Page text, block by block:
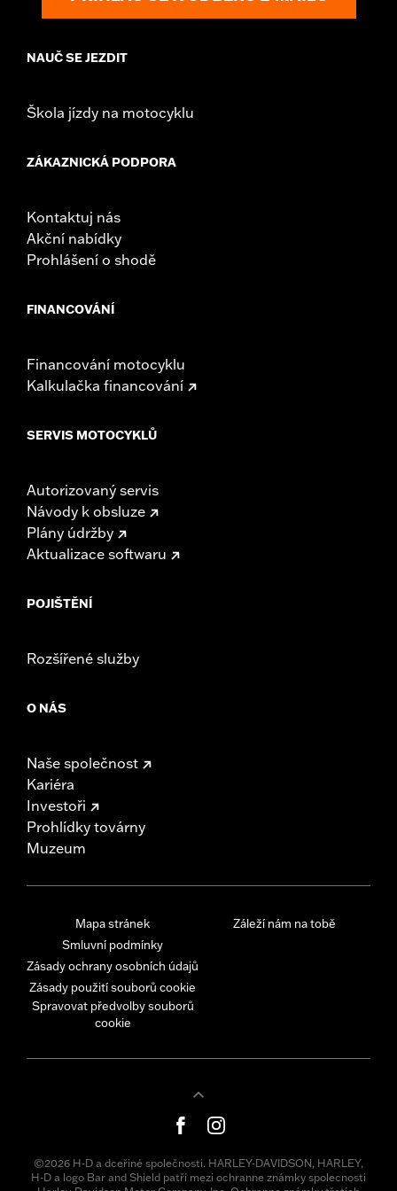
Sold In Units:Pair
hardware
d.com/warranty
for full details
NOTES:Harley-Davidson Motor Company cannot test and make
mirror and handlebar combination. Therefore, after
mirrors provide the operator a clear view to the rear.
NAUČ SE JEZDIT
Škola jízdy na motocyklu
ZÁKAZNICKÁ PODPORA
Kontaktuj nás
Akční nabídky
Prohlášení o shodě
FINANCOVÁNÍ
Financování motocyklu
Kalkulačka financování
SERVIS MOTOCYKLŮ
Autorizovaný servis
Návody k obsluze
Plány údržby
Aktualizace softwaru
POJIŠTĚNÍ
Rozšířené služby
O NÁS
Naše společnost
Kariéra
Investoři
Prohlídky továrny
Muzeum
Mapa stránek
Smluvní podmínky
Zásady ochrany osobních údajů
Zásady použití souborů cookie
Spravovat předvolby souborů
cookie
Záleží nám na tobě
©2026 H-D a dceřiné společnosti. HARLEY-DAVIDSON, HARLEY,
H-D a logo Bar and Shield patří mezi ochranne známky spolecnosti